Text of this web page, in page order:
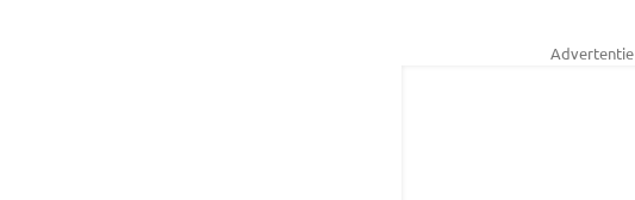
Advertentie